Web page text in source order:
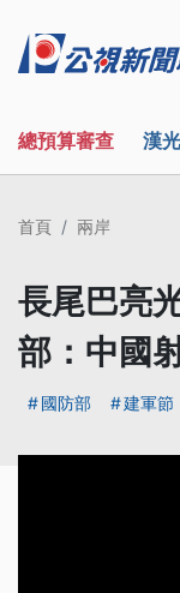
總預算審查 漢
首頁 兩岸
長尾巴亮
部：中國
國防部 建軍節